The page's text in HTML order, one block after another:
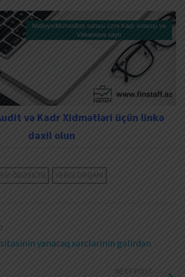
və Kadr Xidmətləri üçün linkə
daxil olun
ÖDƏYICISI VERGI ORQANI
yanacaq xərclərinin gəlirdən
NEXT POST